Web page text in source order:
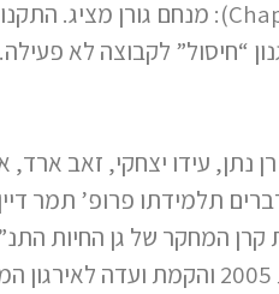
“חיסול” לקבוצה לא
נתן, עידו יצחקי, זאב ארד,
תלמידתו פרופ’ תמר
המחקר של גן החיות